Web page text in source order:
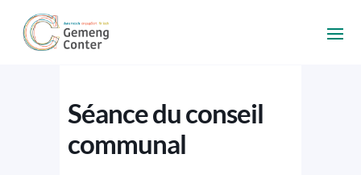
Séance du conseil
communal